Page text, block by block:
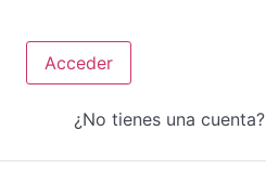
Acceder
¿No tienes una cuenta?